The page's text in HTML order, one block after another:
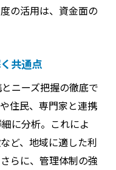
の活用は、資金面の
共通点
ニーズ把握の徹底で
住民、専門家と連携
に分析。これによ
ど、地域に適した利
らに、管理体制の強